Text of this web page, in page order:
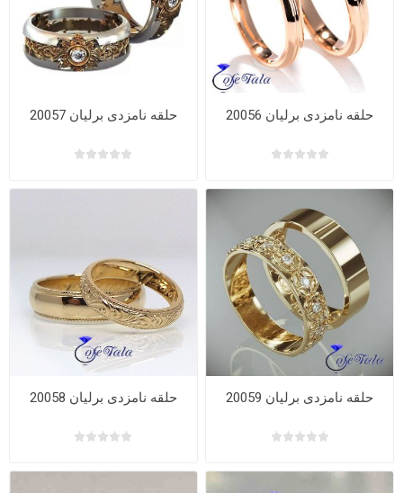
حلقه نامزدی برلیان 20056 حلقه نامزدی برلیان 20057
حلقه نامزدی برلیان 20059 حلقه نامزدی برلیان 20058